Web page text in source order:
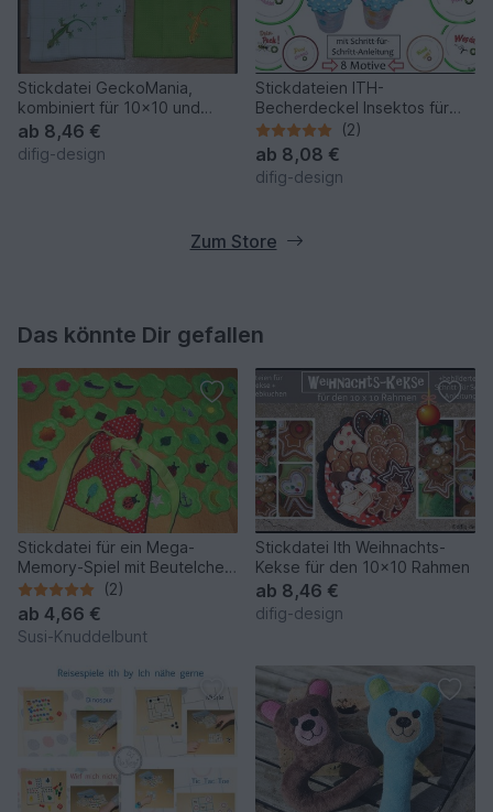
Stickdatei GeckoMania,
kombiniert für 10x10 und
13x18 Rahmen
ab 8,46 €
difig-design
Stickdateien ITH-
Becherdeckel Insektos für
den 13x18 Rahmen
(2)
ab 8,08 €
difig-design
Zum Store
Das könnte Dir gefallen
Stickdatei für ein Mega-
Memory-Spiel mit Beutelchen
ITH
(2)
ab 4,66 €
Susi-Knuddelbunt
Stickdatei Ith Weihnachts-
Kekse für den 10x10 Rahmen
ab 8,46 €
difig-design